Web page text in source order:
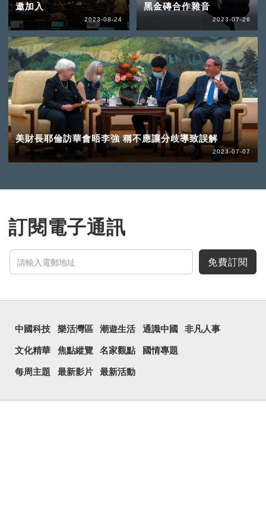
邀加入
2023-08-24
黑金磚合作雜音
2023-07-26
美財長耶倫訪華會晤李強 稱不應讓分歧導致誤解
2023-07-07
訂閱電子通訊
免費訂閱
中國科技 樂活灣區 潮遊生活 通識中國 非凡人事
文化精華 焦點縱覽 名家觀點 國情專題
每周主題 最新影片 最新活動